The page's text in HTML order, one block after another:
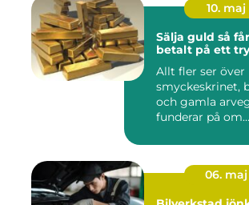
10. maj
Sälja guld så får du bra
betalt på ett
Allt fler ser över
smyckeskrinet,
och gamla
funderar på om
06. maj